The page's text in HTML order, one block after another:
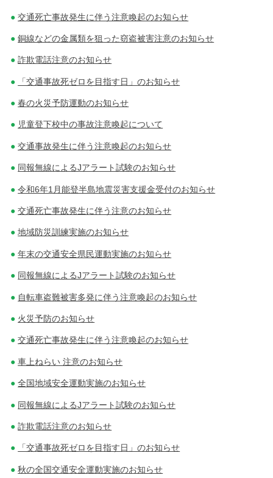
交通死亡事故発生に伴う注意喚起のお知らせ
銅線などの金属類を狙った窃盗被害注意のお知らせ
詐欺電話注意のお知らせ
「交通事故死ゼロを目指す日」のお知らせ
春の火災予防運動のお知らせ
児童登下校中の事故注意喚起について
交通事故発生に伴う注意喚起のお知らせ
同報無線によるJアラート試験のお知らせ
令和6年1月能登半島地震災害支援金受付のお知らせ
交通死亡事故発生に伴う注意のお知らせ
地域防災訓練実施のお知らせ
年末の交通安全県民運動実施のお知らせ
同報無線によるJアラート試験のお知らせ
自転車盗難被害多発に伴う注意喚起のお知らせ
火災予防のお知らせ
交通死亡事故発生に伴う注意喚起のお知らせ
車上ねらい 注意のお知らせ
全国地域安全運動実施のお知らせ
同報無線によるJアラート試験のお知らせ
詐欺電話注意のお知らせ
「交通事故死ゼロを目指す日」のお知らせ
秋の全国交通安全運動実施のお知らせ